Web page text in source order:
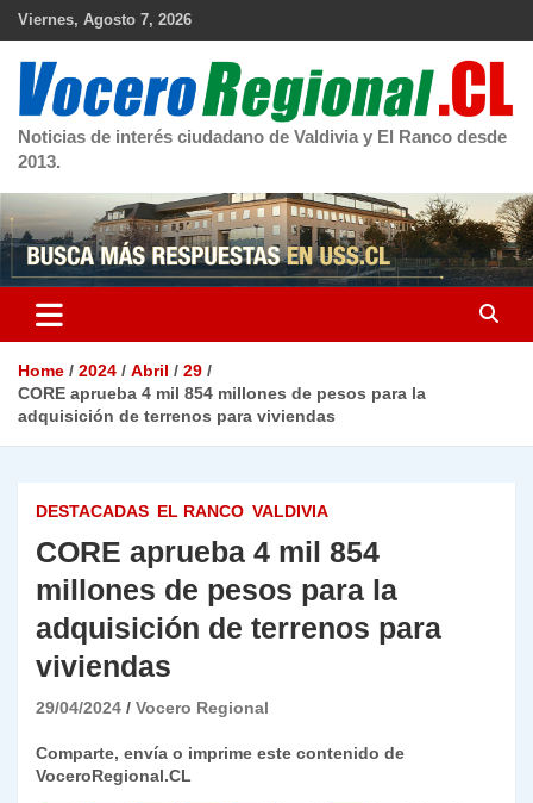
Skip
Viernes, Agosto 7, 2026
Noticias de interés ciudadano de Valdivia y El Ranco desde
2013.
Home 2024 Abril
29
CORE aprueba 4 mil 854 millones de pesos para la
adquisición de terrenos para viviendas
DESTACADAS EL RANCO VALDIVIA
CORE aprueba 4 mil 854
millones de pesos para la
adquisición de terrenos para
viviendas
29/04/2024 Vocero Regional
Comparte, envía o imprime este contenido de
VoceroRegional.CL